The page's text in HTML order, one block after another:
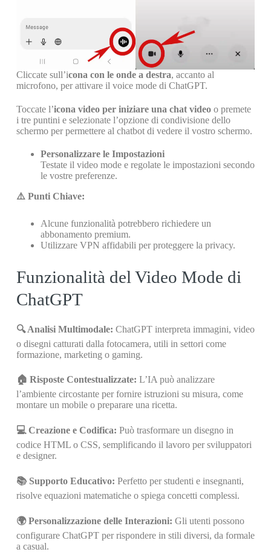
Cliccate sull’icona con le onde a destra, accanto al
microfono, per attivare il voice mode di ChatGPT.
Toccate l’icona video per iniziare una chat video o premete
i tre puntini e selezionate l’opzione di condivisione dello
schermo per permettere al chatbot di vedere il vostro schermo.
Personalizzare le Impostazioni
Testate il video mode e regolate le impostazioni secondo
le vostre preferenze.
⚠️ Punti Chiave:
Alcune funzionalità potrebbero richiedere un
abbonamento premium.
Utilizzare VPN affidabili per proteggere la privacy.
Funzionalità del Video Mode di
ChatGPT
🔍 Analisi Multimodale: ChatGPT interpreta immagini, video
o disegni catturati dalla fotocamera, utili in settori come
formazione, marketing o gaming.
🏠 Risposte Contestualizzate: L’IA può analizzare
l’ambiente circostante per fornire istruzioni su misura, come
montare un mobile o preparare una ricetta.
💻 Creazione e Codifica: Può trasformare un disegno in
codice HTML o CSS, semplificando il lavoro per sviluppatori
e designer.
📚 Supporto Educativo: Perfetto per studenti e insegnanti,
risolve equazioni matematiche o spiega concetti complessi.
🌍 Personalizzazione delle Interazioni: Gli utenti possono
configurare ChatGPT per rispondere in stili diversi, da formale
a casual.